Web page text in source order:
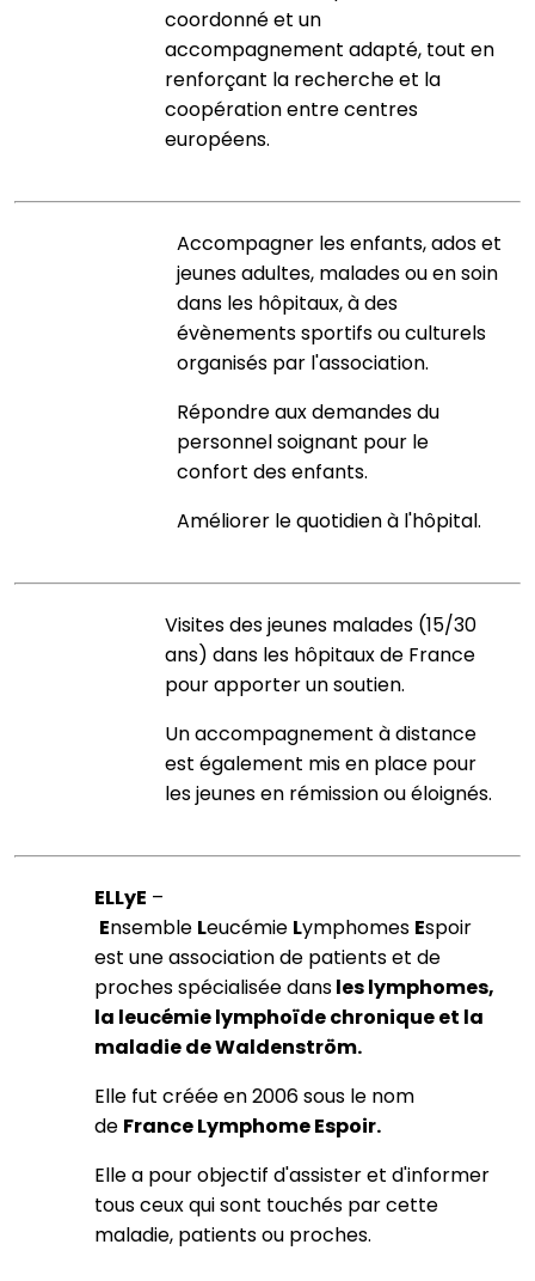
coordonné et un
accompagnement adapté, tout en
renforçant la recherche et la
coopération entre centres
européens.
Accompagner les enfants, ados et
jeunes adultes, malades ou en soin
dans les hôpitaux, à des
évènements sportifs ou culturels
organisés par l'association.
Répondre aux demandes du
personnel soignant pour le
confort des enfants.
Améliorer le quotidien à l'hôpital.
Visites des jeunes malades (15/30
ans) dans les hôpitaux de France
pour apporter un soutien.
Un accompagnement à distance
est également mis en place pour
les jeunes en rémission ou éloignés.
ELLyE –
Ensemble Leucémie Lymphomes Espoir
est une association de patients et de
proches spécialisée dansles lymphomes,
la leucémie lymphoïde chronique et la
maladie de Waldenström.
Elle fut créée en 2006 sous le nom
de France Lymphome Espoir.
Elle a pour objectif d'assister et d'informer
tous ceux qui sont touchés par cette
maladie, patients ou proches.